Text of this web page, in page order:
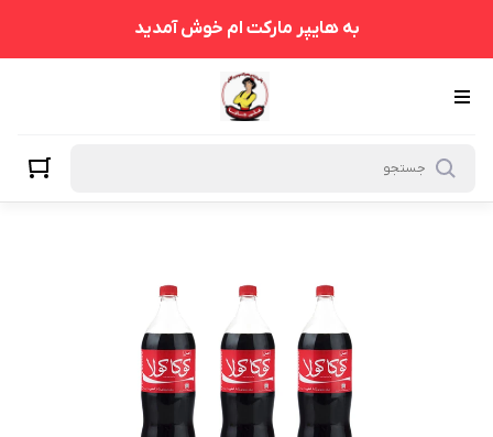
به هایپر مارکت ام خوش آمدید